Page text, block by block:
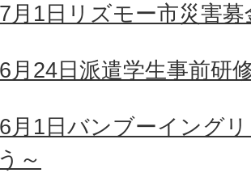
月1日リズモー市災害
月24日派遣学生事前研
月1日バンブーイング
～